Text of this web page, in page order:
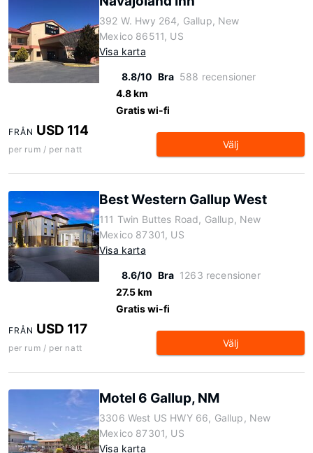
392 W. Hwy 264, Gallup, New
Mexico 86511, US
Visa karta
8.8/10 Bra 588 recensioner
4.8 km
Gratis wi-fi
FRÅN USD 114
per rum / per natt Välj
Best Western Gallup West
111 Twin Buttes Road, Gallup, New
Mexico 87301, US
Visa karta
8.6/10 Bra 1263 recensioner
27.5 km
Gratis wi-fi
FRÅN USD 117
per rum / per natt Välj
Motel 6 Gallup, NM
3306 West US HWY 66, Gallup, New
Mexico 87301, US
Visa karta